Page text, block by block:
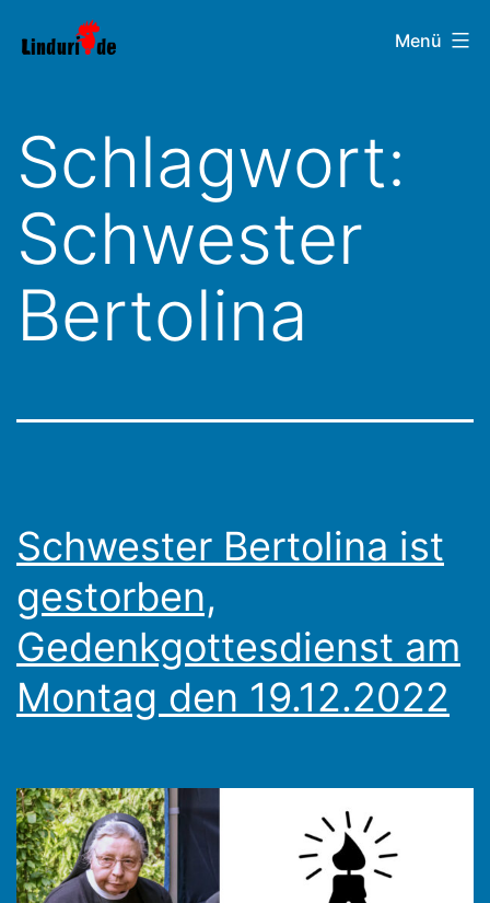
Inhalt
Linduri.de Menü
Schlagwort:
Schwester
Bertolina
Schwester Bertolina ist
gestorben,
Gedenkgottesdienst am
Montag den 19.12.2022